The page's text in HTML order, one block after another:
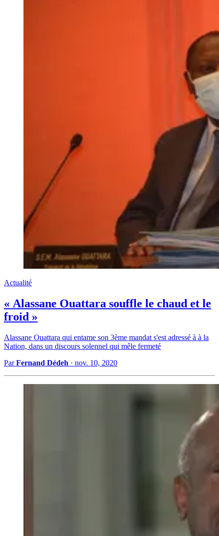
Actualité
« Alassane Ouattara souffle le chaud et le
froid »
Alassane Ouattara qui entame son 3ème mandat s'est adressé à à la
Nation, dans un discours solennel qui mêle fermeté
ParFernand Dédeh · nov. 10, 2020